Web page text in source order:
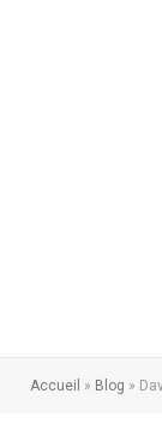
Accueil » Blog »